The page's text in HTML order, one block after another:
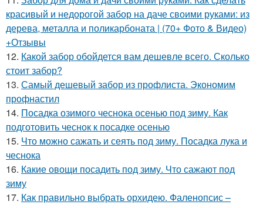
красивый и недорогой забор на даче своими руками: из
дерева, металла и поликарбоната | (70+ Фото & Видео)
+Отзывы
12. Какой забор обойдется вам дешевле всего. Сколько
стоит забор?
13. Самый дешевый забор из профлиста. Экономим
профнастил
14. Посадка озимого чеснока осенью под зиму. Как
подготовить чеснок к посадке осенью
15. Что можно сажать и сеять под зиму. Посадка лука и
чеснока
16. Какие овощи посадить под зиму. Что сажают под
зиму
17. Как правильно выбрать орхидею. Фаленопсис –